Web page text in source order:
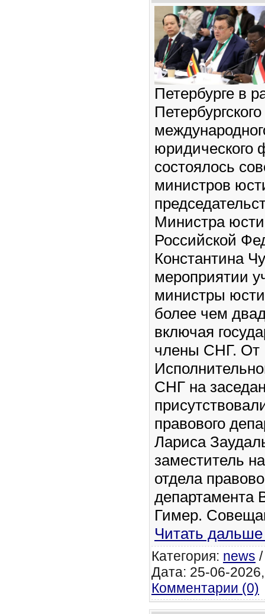
Петербурге в
Петербургского
юридического
состоялось
министров
Министра
Российской
Константина
мероприятии
министры
более чем
включая
члены СНГ. От
СНГ на
правового
Лариса
заместитель
отдела
департамента
Гимер.
Читать
Категория: news
Дата: 25-06-
Комментарии (0)